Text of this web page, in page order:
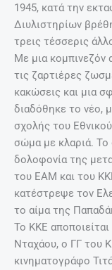
1945, κατά την
Διυλιστηρίων
τρεις τέσσερις
Με μια
τις ζαρτιέρες
κακώσεις και μια
διαδόθηκε το νέο,
σχολής του
σώμα με κλαριά. Το
δολοφονία της
του ΕΑΜ και του
κατέστρεψε τον
το αίμα της
Το ΚΚΕ
Νταχάου, ο ΓΓ του
κινηματογράφο